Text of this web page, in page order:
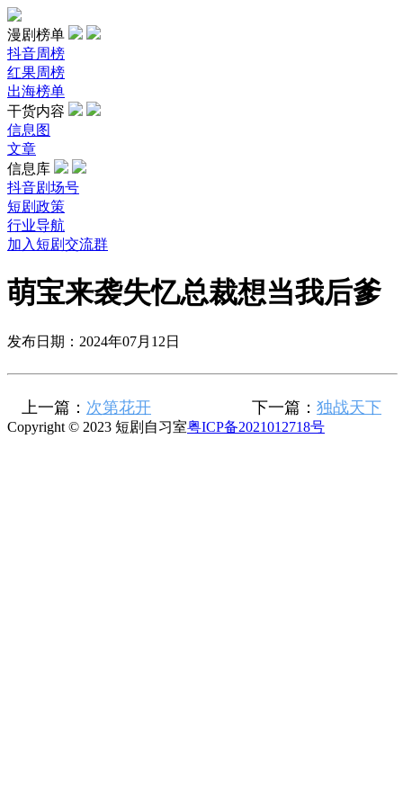
漫剧榜单
抖音周榜
红果周榜
出海榜单
干货内容
信息图
文章
信息库
抖音剧场号
短剧政策
行业导航
加入短剧交流群
萌宝来袭失忆总裁想当我后爹
发布日期：2024年07月12日
上一篇： 次第花开 下一篇： 独战天下
Copyright © 2023 短剧自习室粤ICP备2021012718号